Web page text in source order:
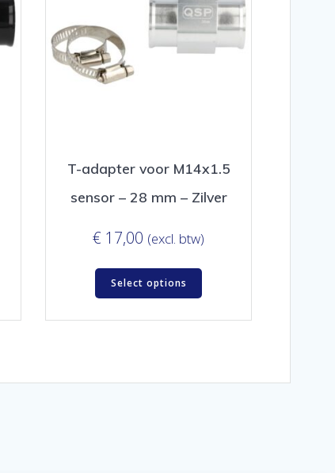
T-adapter voor M14x1.5
sensor – 28 mm – Zilver
€ 17,00 (excl. btw)
Select options